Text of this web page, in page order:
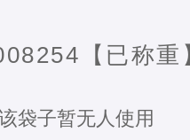
【已称重
袋子暂无人使用